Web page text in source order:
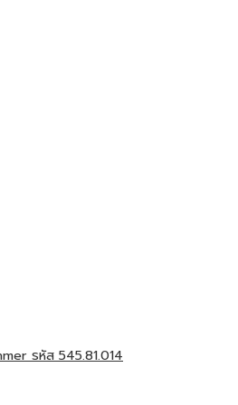
รหัส 545.81.014